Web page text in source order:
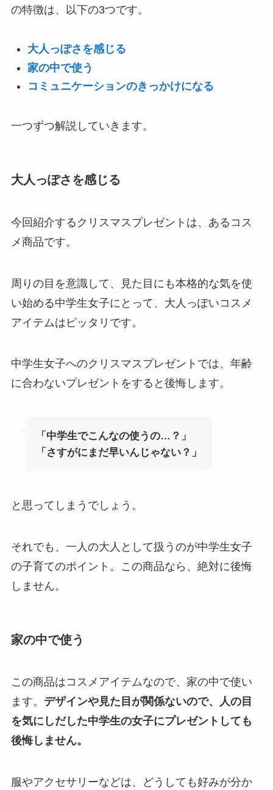
の特徴は、以下の3つです。
大人っぽさを感じる
家の中で使う
コミュニケーションのきっかけになる
一つずつ解説していきます。
大人っぽさを感じる
今回紹介するクリスマスプレゼントは、あるコス
メ商品です。
周りの目を意識して、見た目にも本格的な気を使
い始める中学生女子にとって、大人っぽいコスメ
アイテムはピッタリです。
中学生女子へのクリスマスプレゼントでは、年齢
に合わないプレゼントをすると後悔します。
「中学生でこんなの使うの…？」
「さすがにまだ早いんじゃない？」
と思ってしまうでしょう。
それでも、一人の大人として扱うのが中学生女子
の子育てのポイント。この商品なら、絶対に後悔
しません。
家の中で使う
この商品はコスメアイテムなので、家の中で使い
ます。 デザインや見た目が関係ないので、人の目
を気にしだした中学生の女子にプレゼントしても
後悔しません。
服やアクセサリーなどは、どうしても好みが分か